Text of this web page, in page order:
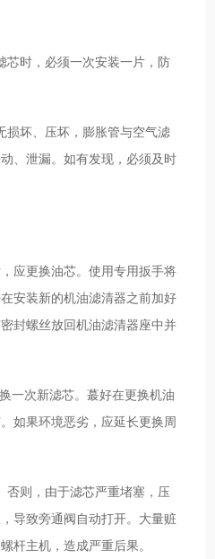
芯时，必须一次安装一片，防
损坏、压坏，膨胀管与空气滤
、泄漏。如有发现，必须及时
应更换油芯。使用专用扳手将
安装新的机油滤清器之前加好
封螺丝放回机油滤清器座中并
一次新滤芯。蕞好在更换机油
如果环境恶劣，应延长更换周
否则，由于滤芯严重堵塞，压
导致旁通阀自动打开。大量赃
杆主机，造成严重后果。